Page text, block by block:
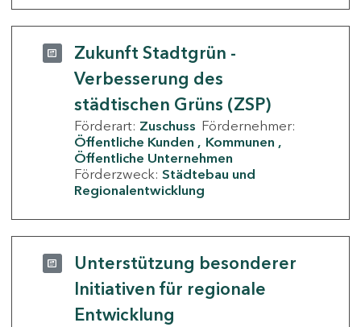
Zukunft Stadtgrün -
Verbesserung des
städtischen Grüns (ZSP)
Förderart: Zuschuss Fördernehmer:
Öffentliche Kunden
Kommunen
Öffentliche Unternehmen
Förderzweck: Städtebau und
Regionalentwicklung
Unterstützung besonderer
Initiativen für regionale
Entwicklung